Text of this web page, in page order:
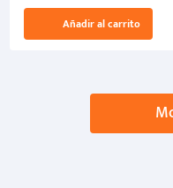
Añadir al carrito